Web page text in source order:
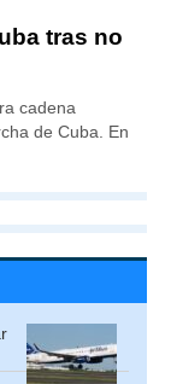
tras no
cadena
de Cuba. En